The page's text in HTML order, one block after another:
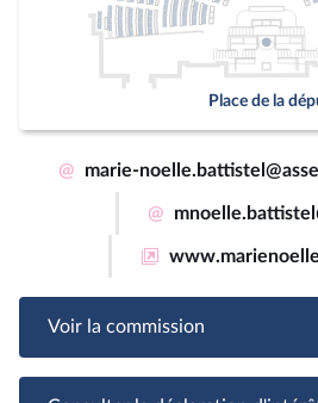
Place de la
@ marie-
@
Voir la commission